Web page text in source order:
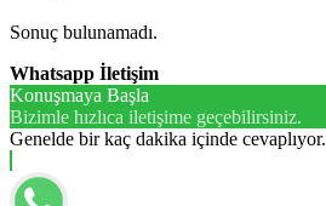
Sonuç bulunamadı.
Whatsapp İletişim
Konuşmaya Başla
Bizimle hızlıca iletişime geçebilirsiniz.
Genelde bir kaç dakika içinde cevaplıyor.